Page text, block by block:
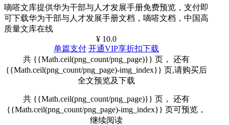
嘀嗒文库提供华为干部与人才发展手册免费预览，支付即
可下载华为干部与人才发展手册文档，嘀嗒文档，中国高
质量文库在线
¥ 10.0
单篇支付 开通VIP享折扣下载
共 {{Math.ceil(png_count/png_page)}} 页， 还有
{{Math.ceil(png_count/png_page)-img_index}} 页,请购买后
全文预览及下载
共 {{Math.ceil(png_count/png_page)}} 页， 还有
{{Math.ceil(png_count/png_page)-img_index}} 页可预览，
继续阅读